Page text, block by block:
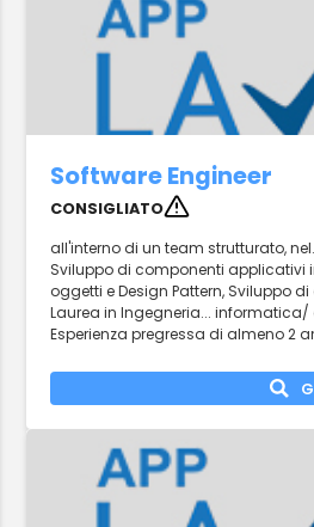
Software Engineer
CONSIGLIATO
all'interno di un team strutturato,
Sviluppo di componenti applicativi
oggetti e Design Pattern, Sviluppo
Laurea in Ingegneria...
Esperienza pregressa di almeno 2